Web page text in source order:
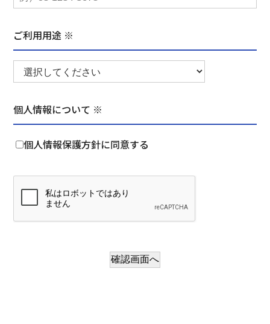
ご利用用途 ※
個人情報について ※
個人情報保護方針に同意する
確認画面へ